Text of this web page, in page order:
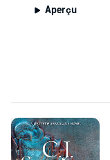
Aperçu